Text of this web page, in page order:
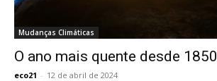
Mudanças Climáticas
O ano mais quente desde 1850
eco21 - 12 de abril de 2024